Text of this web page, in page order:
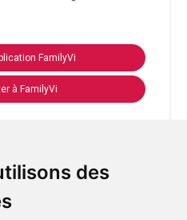
des
FamilyVi
à FamilyVi